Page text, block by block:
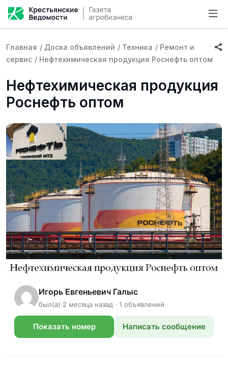
Главная / Доска объявлений / Техника / Ремонт и
сервис / Нефтехимическая продукция Роснефть оптом
Нефтехимическая продукция
Роснефть оптом
Игорь Евгеньевич Галыс
был(а) 2 месяца назад · 1 объявлений
Показать номер Написать сообщение